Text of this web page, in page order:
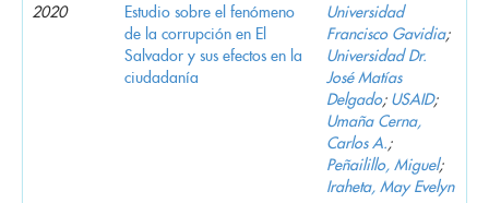
2020
Estudio sobre el fenómeno
de la corrupción en El
Salvador y sus efectos en la
ciudadanía
Universidad
Francisco Gavidia;
Universidad Dr.
José Matías
Delgado; USAID;
Umaña Cerna,
Carlos A.;
Peñailillo, Miguel;
Iraheta, May Evelyn